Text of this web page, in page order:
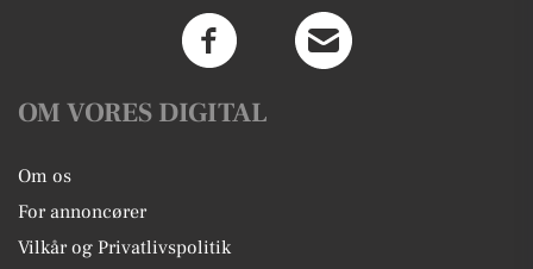
OM VORES DIGITAL
Om os
For annoncører
Vilkår og Privatlivspolitik